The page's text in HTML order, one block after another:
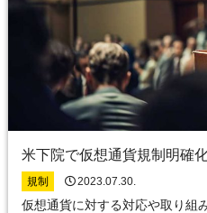
米下院で仮想通貨規制明確
規制 2023.07.30.
仮想通貨に対する対応や取り組